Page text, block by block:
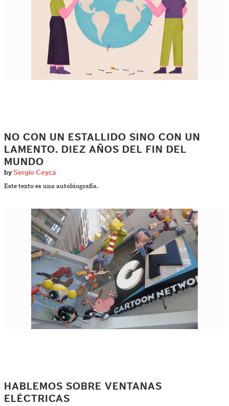
NO CON UN ESTALLIDO SINO CON UN
LAMENTO. DIEZ AÑOS DEL FIN DEL
MUNDO
by Sergio Ceyca
Este texto es una autobiografía.
HABLEMOS SOBRE VENTANAS
ELÉCTRICAS